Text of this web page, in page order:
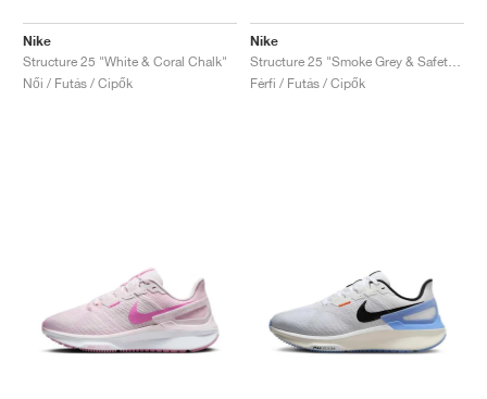
Nike
Structure 25 "White & Coral Chalk"
Női / Futás / Cipők
Nike
Férfi / Futás / Cipők